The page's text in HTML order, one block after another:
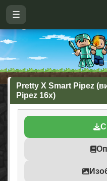
☰
Pretty X Smart Pipez
Pipez 16x)